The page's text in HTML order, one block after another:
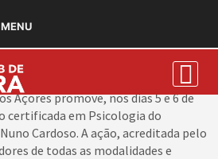
MENU
do
08 10:56:50
Açores promove, nos dias 5 e 6 de
certificada em Psicologia do
Cardoso. A ação, acreditada pelo
de todas as modalidades e